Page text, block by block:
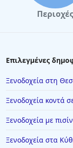
Ξενοδοχεία
Ξενοδοχεία στο
Ξενοδοχεία
Ξενοδοχεία
Ξενοδοχεία
Περιοχές
Επιλεγμένες
Ξενοδοχεία στη
Ξενοδοχεία κοντά
Ξενοδοχεία με
Ξενοδοχεία στα